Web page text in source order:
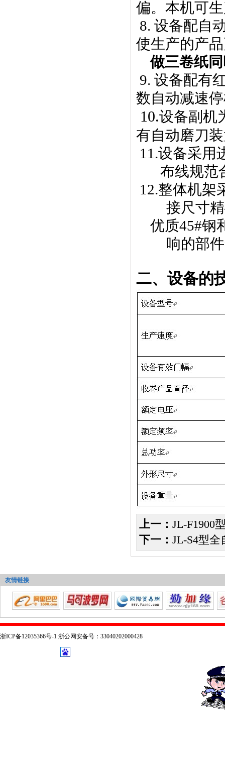
偏。本机可
8. 设备配自
使生产的产
做三卷纸同
9. 设备配有
数自动减速
10.设备副机
有自动磨刀
11.设备采用
布线规范
12.整体机架
接尺寸
优质45#钢
响的部
二、设备的
上一： JL-F1900
下一： JL-S4型
友情链接
浙ICP备12035366号-1 浙公网安备号：33040202000428